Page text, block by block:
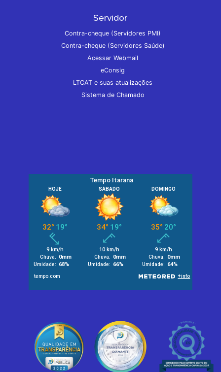
Servidor
Contra-cheque (Servidores PMI)
Contra-cheque (Servidores Saúde)
Acessar Webmail
eConsig
LTCAT e suas atualizações
Sistema de Chamado